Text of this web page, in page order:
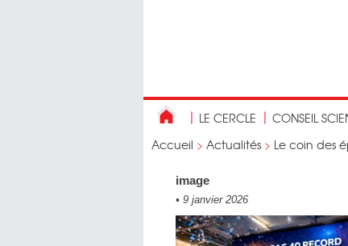
LE CERCLE CONSEIL
Accueil > Actualités > Le coin des
image
• 9 janvier 2026